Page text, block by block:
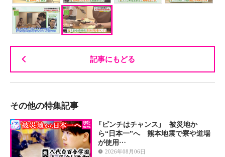
記事にもどる
その他の特集記事
「ピンチはチャンス」 被災地か
ら“日本一”へ 熊本地震で寮や道場
が使用…
2026年08月06日